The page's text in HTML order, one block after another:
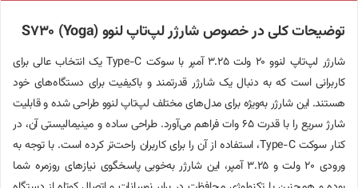
توضیحات کلی در خصوص شارژر لپ‌تاپ لنوو S730 (Yoga)
شارژر لپ‌تاپ لنوو 20 ولت 3.25 آمپر با سوکت Type-C یک انتخاب عالی برای
کاربرانی است که به دنبال یک شارژر قدرتمند و باکیفیت برای دستگاه‌های خود
هستند. این شارژر به‌ویژه برای مدل‌های مختلف لپ‌تاپ لنوو طراحی شده و قابلیت
شارژ سریع را با قدرت 65 وات فراهم می‌آورد. طراحی ساده و مینیمالیستی آن، در
کنار سوکت Type-C، استفاده از آن را برای کاربران راحت‌تر کرده است. با توجه به
ورودی 20 ولت و 3.25 آمپر، این شارژر به‌خوبی پاسخگوی نیازهای روزمره شما